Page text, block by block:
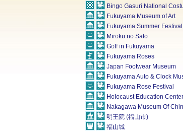
Bingo Gasuri National
Fukuyama Museum of Art
Fukuyama Summer Festival
Miroku no Sato
Golf in Fukuyama
Fukuyama Roses
Japan Footwear Museum
Fukuyama Auto & Clock
Fukuyama Rose Festival
Holocaust Education Center
Nakagawa Museum Of
明王院 (福山市)
福山城